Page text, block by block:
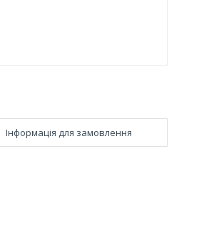
Інформація для замовлення